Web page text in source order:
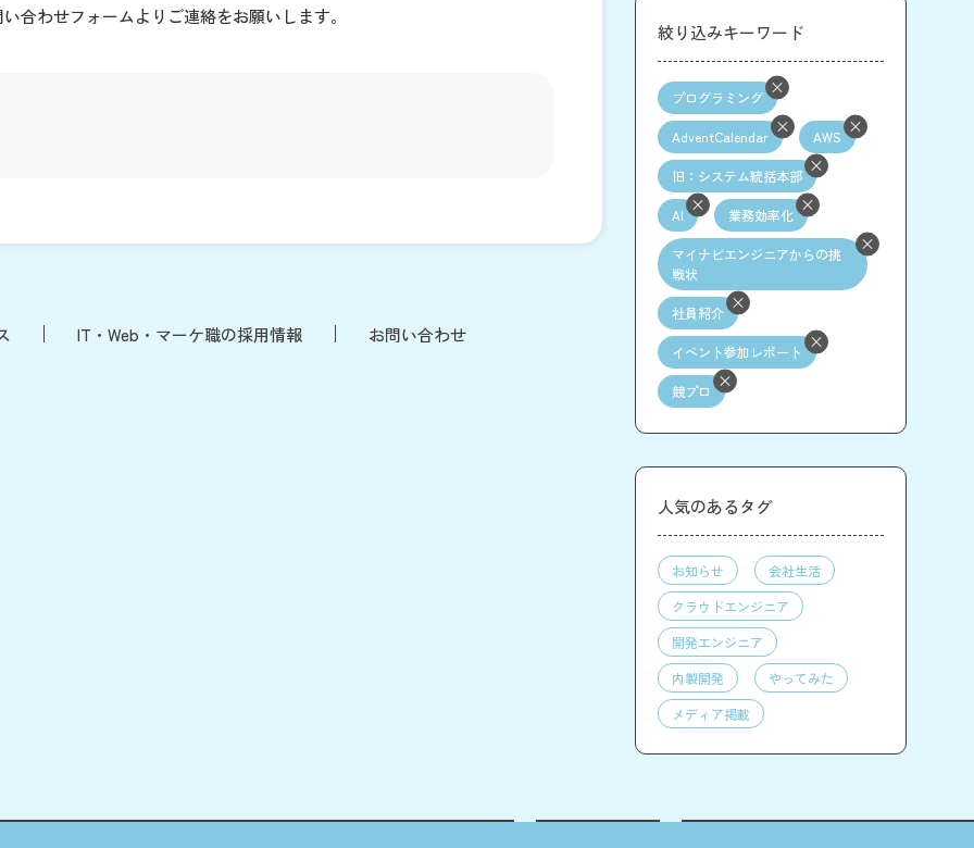
合わせフォームよりご連絡をお願いします。
IT・Web・マーケ職の採用情報 お問い合わせ
絞り込みキーワード
プログラミング
AdventCalendar AWS
旧：システム統括本部
AI 業務効率化
マイナビエンジニアからの挑
戦状
社員紹介
イベント参加レポート
競プロ
人気のあるタグ
お知らせ
会社生活
クラウドエンジニア
開発エンジニア
内製開発
やってみた
メディア掲載